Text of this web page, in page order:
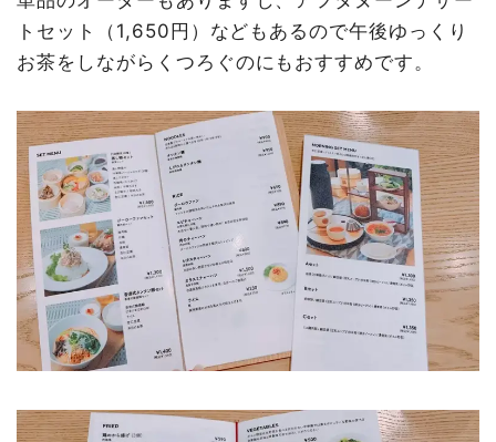
トセット（1,650円）などもあるので午後ゆっくり
お茶をしながらくつろぐのにもおすすめです。